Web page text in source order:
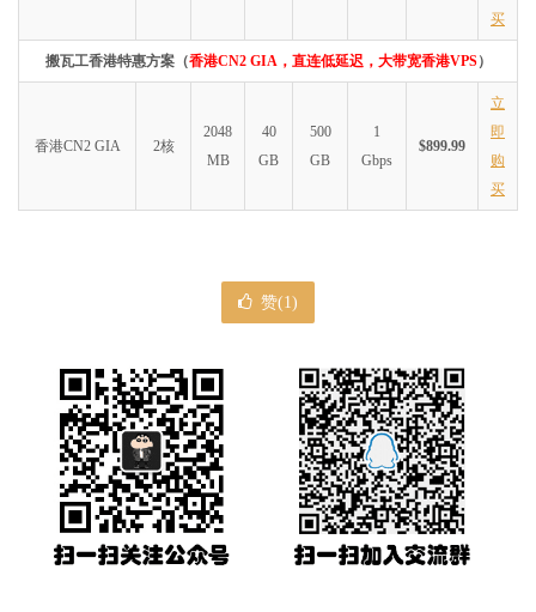
买
搬瓦工香港特惠方案（香港CN2 GIA，直连低延迟，大带宽香港VPS）
香港CN2 GIA 2核
2048
MB
40
GB
500
GB
1
Gbps
$899.99
立
即
购
买
赞(1 )